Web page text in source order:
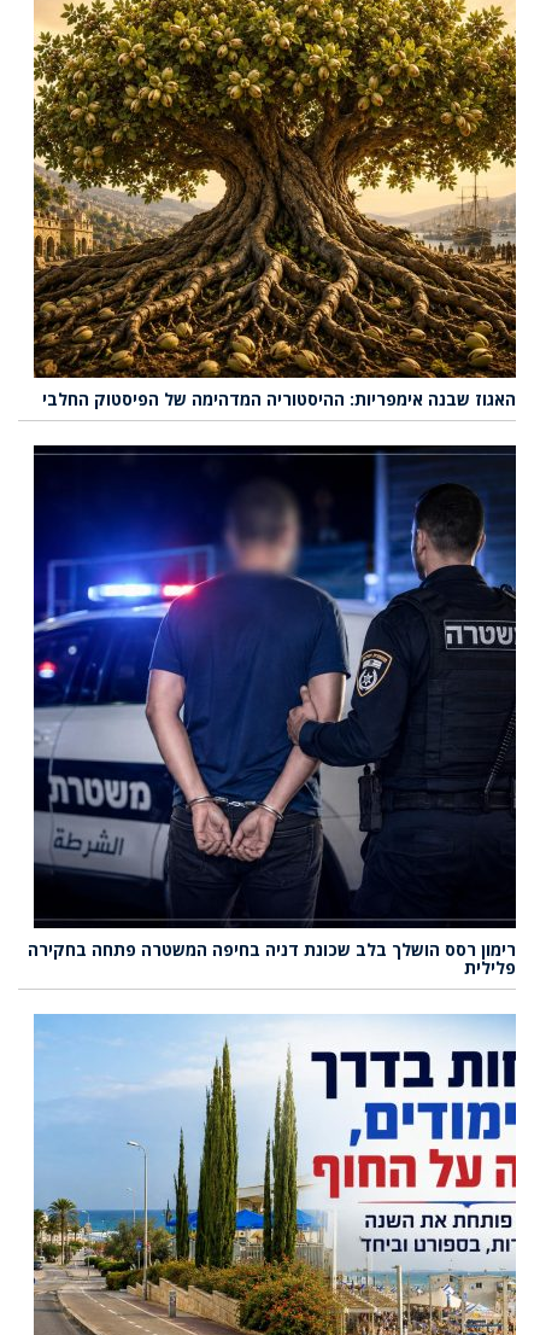
האגוז שבנה אימפריות: ההיסטוריה המדהימה של הפיסטוק החלבי
רימון רסס הושלך בלב שכונת דניה בחיפה המשטרה פתחה בחקירה
פלילית